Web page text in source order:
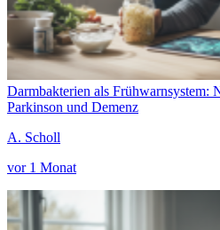
Darmbakterien als Frühwarnsystem:
Parkinson und Demenz
A. Scholl
vor 1 Monat